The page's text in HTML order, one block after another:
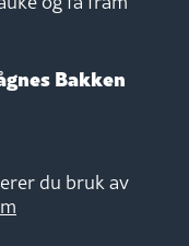
Bakken
du bruk av